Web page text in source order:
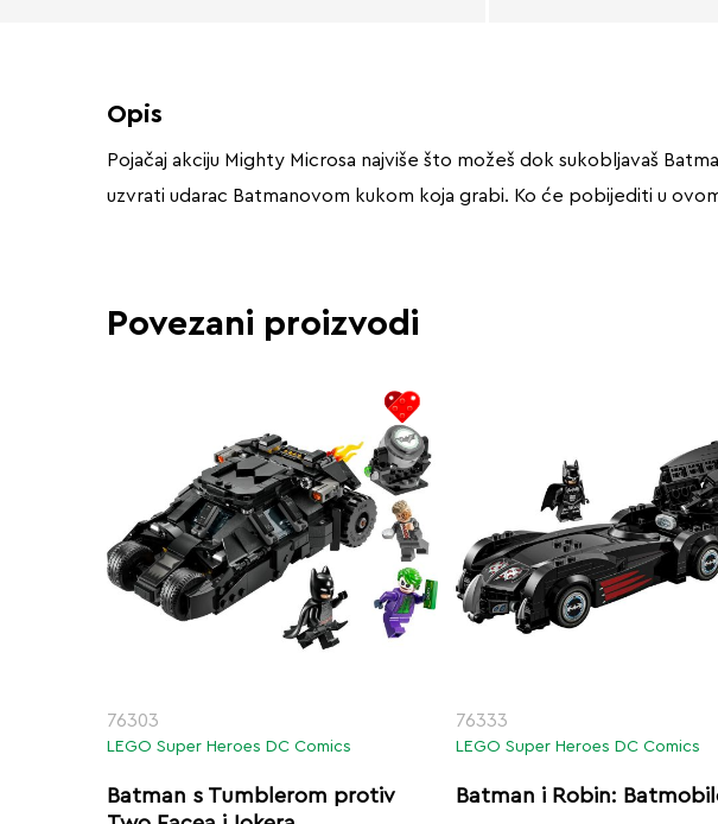
Opis
Pojačaj akciju Mighty Microsa najviše što možeš dok sukobljavaš
uzvrati udarac Batmanovom kukom koja grabi. Ko će pobijediti u
Povezani proizvodi
76303
LEGO Super Heroes DC Comics
Batman s Tumblerom protiv
76333
LEGO Super Heroes DC Comics
Batman i Robin: